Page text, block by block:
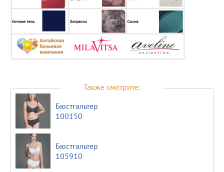
Также смотрите:
Бюстгальтер
100150
Бюстгальтер
105910